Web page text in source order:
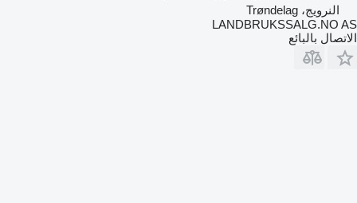
النرويج، Trøndelag
LANDBRUKSSALG.NO AS
الاتصال بالبائع